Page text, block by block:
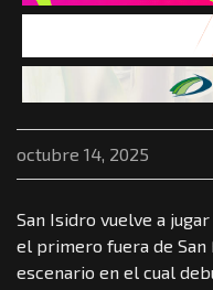
octubre 14, 2025
San Isidro vuelve a
el primero fuera de San
escenario en el cual